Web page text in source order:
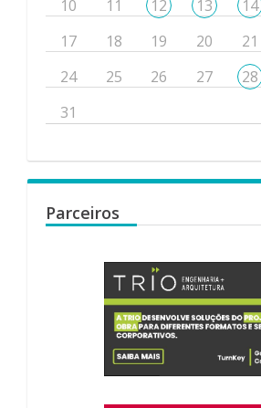
10
11 12 13 14
17
18 19 20 21
24
25 26 27 28
31
Parceiros